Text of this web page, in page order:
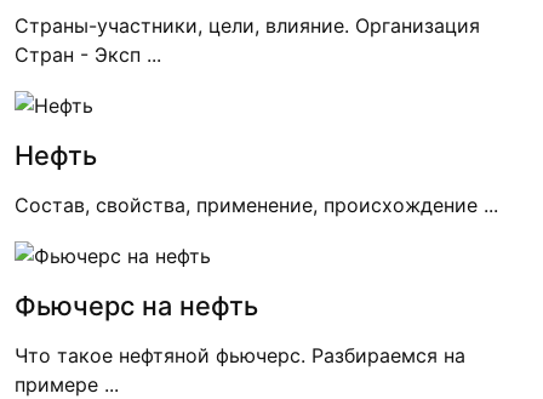
Страны-участники, цели, влияние. Организация
Стран - Эксп ...
Нефть
Состав, свойства, применение, происхождение ...
Фьючерс на нефть
Что такое нефтяной фьючерс. Разбираемся на
примере ...